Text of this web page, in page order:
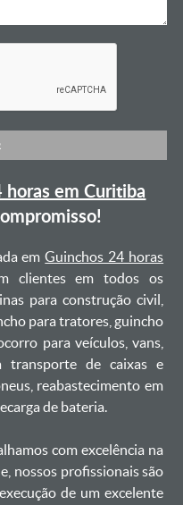
horas em Curitiba
emGuinchos 24 horas
clientes em todos os
para construção civil,
para tratores, guincho
para veículos, vans,
transporte de caixas e
reabastecimento em
de bateria. ㅤㅤ
com excelência na
nossos profissionais são
de um excelente